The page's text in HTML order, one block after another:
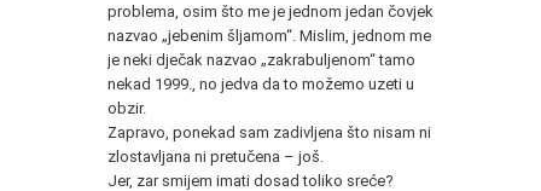
problema, osim što me je jednom jedan čovjek
nazvao „jebenim šljamom“. Mislim, jednom me
je neki dječak nazvao „zakrabuljenom“ tamo
nekad 1999., no jedva da to možemo uzeti u
obzir.
Zapravo, ponekad sam zadivljena što nisam ni
zlostavljana ni pretučena – još.
Jer, zar smijem imati dosad toliko sreće?